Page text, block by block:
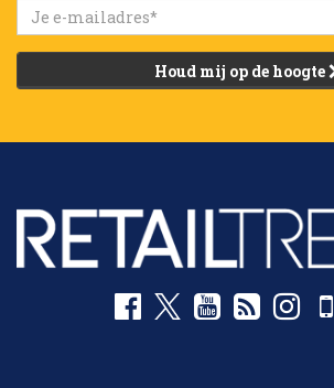
Houd mij op de hoogte